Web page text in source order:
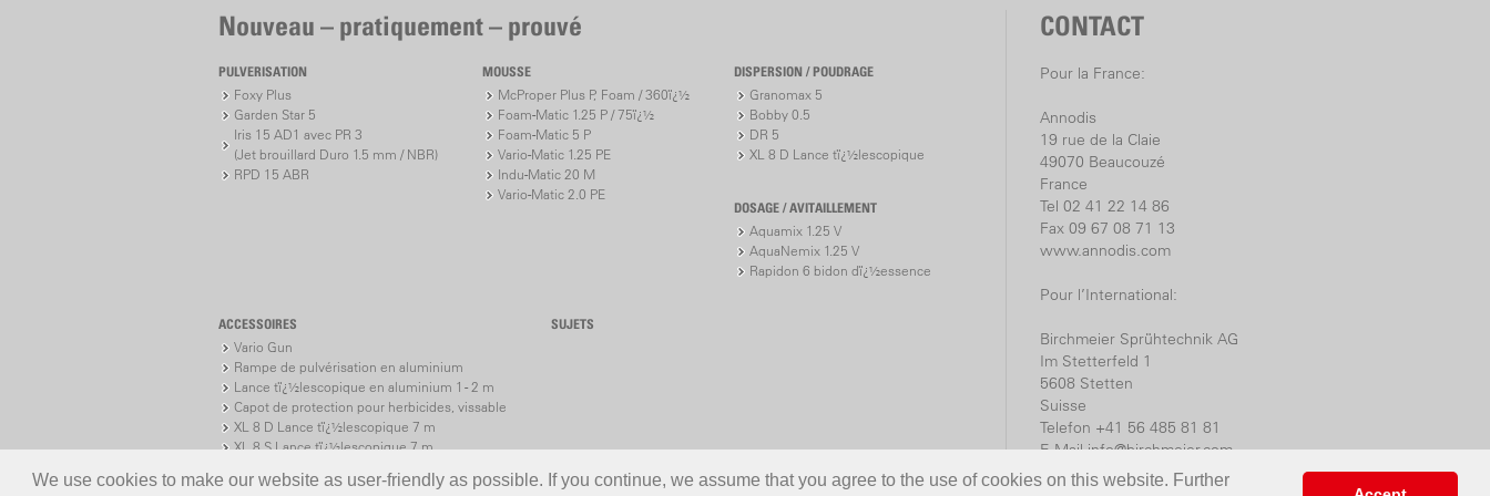
We use cookies to make our website as user-friendly as possible. If you continue, we assume that you agree to the use of cookies on this website. Further
NOUVEAU avec CAS: Une batterie pour
CAS* - tout est venable avec tout
Divers blocs de batterie obtenables (jusqu’à
Affichage de l'état de charge avec des
* CAS (Cordless Alliance System est un système de
batteries commun à tous les fabricants des plus grandes
Ligne «Accu-Power»
www.cordless-alliance-system.com
Nouveau – pratiquement – prouvé
PULVERISATION
Foxy Plus
Garden Star 5
Iris 15 AD1 avec PR 3
(Jet brouillard Duro 1.5 mm / NBR)
RPD 15 ABR
MOUSSE
McProper Plus P, Foam / 360ï¿½
Foam-Matic 1.25 P / 75ï¿½
Foam-Matic 5 P
Vario-Matic 1.25 PE
Indu-Matic 20 M
Vario-Matic 2.0 PE
DISPERSION / POUDRAGE
Granomax 5
Bobby 0.5
DR 5
XL 8 D Lance tï¿½lescopique
DOSAGE / AVITAILLEMENT
Aquamix 1.25 V
AquaNemix 1.25 V
Rapidon 6 bidon dï¿½essence
ACCESSOIRES
Vario Gun
Rampe de pulvérisation en aluminium
Lance tï¿½lescopique en aluminium 1 - 2 m
Capot de protection pour herbicides, vissable
XL 8 D Lance tï¿½lescopique 7 m
XL 8 S Lance tï¿½lescopique 7 m
SUJETS
CONTACT
Pour la France:
Annodis
19 rue de la Claie
49070 Beaucouzé
France
Tel 02 41 22 14 86
Fax 09 67 08 71 13
www.annodis.com
Pour l’International:
Birchmeier Sprühtechnik AG
Im Stetterfeld 1
5608 Stetten
Suisse
Telefon +41 56 485 81 81
E-Mailinfo@birchmeier.com
www.birchmeier.com